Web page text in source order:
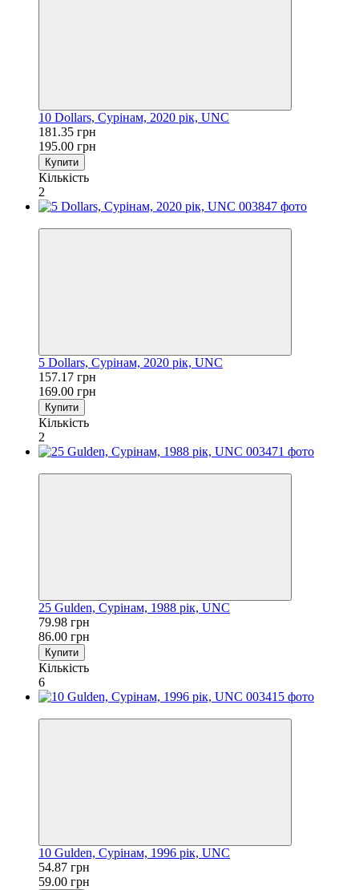
10 Dollars, Сурінам, 2020 рік, UNC
181.35 грн
195.00 грн
Купити
Кількість
2
5 Dollars, Сурінам, 2020 рік, UNC
157.17 грн
169.00 грн
Купити
Кількість
2
25 Gulden, Сурінам, 1988 рік, UNC
79.98 грн
86.00 грн
Купити
Кількість
6
10 Gulden, Сурінам, 1996 рік, UNC
54.87 грн
59.00 грн